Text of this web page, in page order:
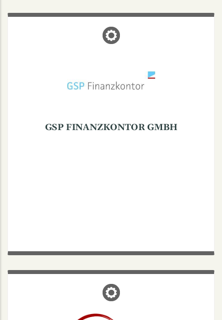
GSP FINANZKONTOR GMBH
GSP FINANZKONTOR GMBH
tel +49(0)251.397766-0
fax +49(0)251.397766-22
KARATESCHULE FUJI SAN